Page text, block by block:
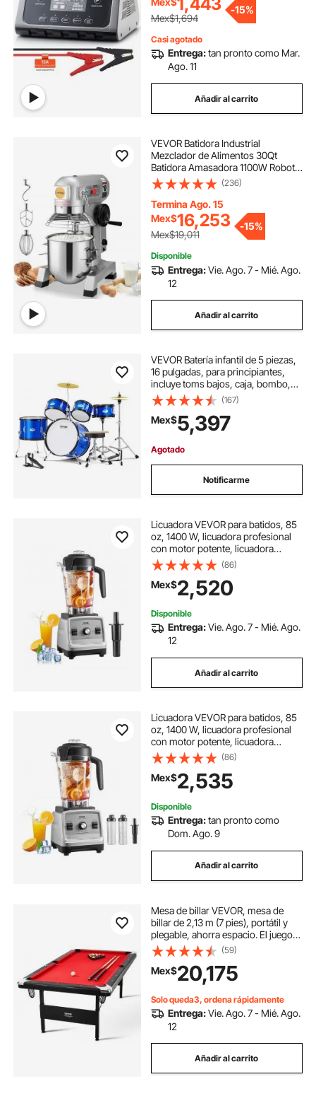
saco de velocidad boxeo
licuadora velocidades tope para velocidad
reductor de velocidad caucho
pelota de velocidad boxeo
topes de velocidad
pulidora de baja velocidad
como usar una batidora eléctrica
Mex$1,694
-15%
Casi agotado
Entrega:tan pronto como Mar.
Ago. 11
Añadir al carrito
VEVOR Batidora Industrial
Mezclador de Alimentos 30Qt
Batidora Amasadora 1100W Robot
de Cocina Mezcladora Amasadora
90 kg Velocidades
(236)
Termina Ago. 15
Mex$16,253
Mex$19,011
-15%
Disponible
Entrega:Vie. Ago. 7 - Mié. Ago.
12
Añadir al carrito
VEVOR Batería infantil de 5 piezas,
16 pulgadas, para principiantes,
incluye toms bajos, caja, bombo,
trono ajustable, platillo, pedal Hi-
Hat y dos pares de baquetas. Ideal
para principiantes, color azul.
(167)
Mex$5,397
Agotado
Notificarme
Licuadora VEVOR para batidos, 85
oz, 1400 W, licuadora profesional
con motor potente, licuadora
multifuncional para procesar
alimentos, batidos y jugos, ideal
para la cocina.
(86)
Mex$2,520
Disponible
Entrega:Vie. Ago. 7 - Mié. Ago.
12
Añadir al carrito
Licuadora VEVOR para batidos, 85
oz, 1400 W, licuadora profesional
con motor potente, licuadora
multifuncional para procesar
alimentos con 2 tazas para batidos,
leche y jugos, apta para la cocina.
(86)
Mex$2,535
Disponible
Entrega:tan pronto como
Dom. Ago. 9
Añadir al carrito
Mesa de billar VEVOR, mesa de
billar de 2,13 m (7 pies), portátil y
plegable, ahorra espacio. El juego
incluye bolas, tacos, tizas y cepillo.
Color negro con paño rojo. Perfecta
para la sala de juegos familiar, para
niños y adultos.
(59)
Mex$20,175
Solo queda3, ordena rápidamente
Entrega:Vie. Ago. 7 - Mié. Ago.
12
Añadir al carrito